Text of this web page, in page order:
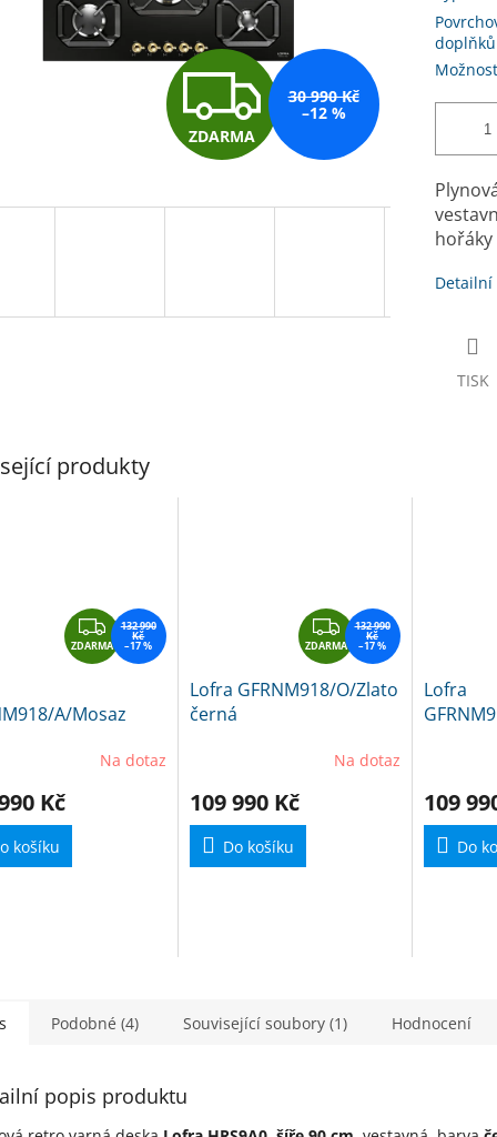
Z
D
R
ZDARMA
30 990 Kč
–12 %
doplňků
TISK
produkty
Z
D
R
A
ZDARMA
132 990
Kč
–17 %
A/Mosaz
Na dotaz
Kč
košíku
Z
D
A
A
ZDARMA
132 990
Kč
–17 %
Lofra GFRNM918/O/Zlato
černá
Na dotaz
109 990 Kč
Do košíku
Lofra
109
Do
Podobné (4) Související soubory (1) Hodnocení
popis produktu